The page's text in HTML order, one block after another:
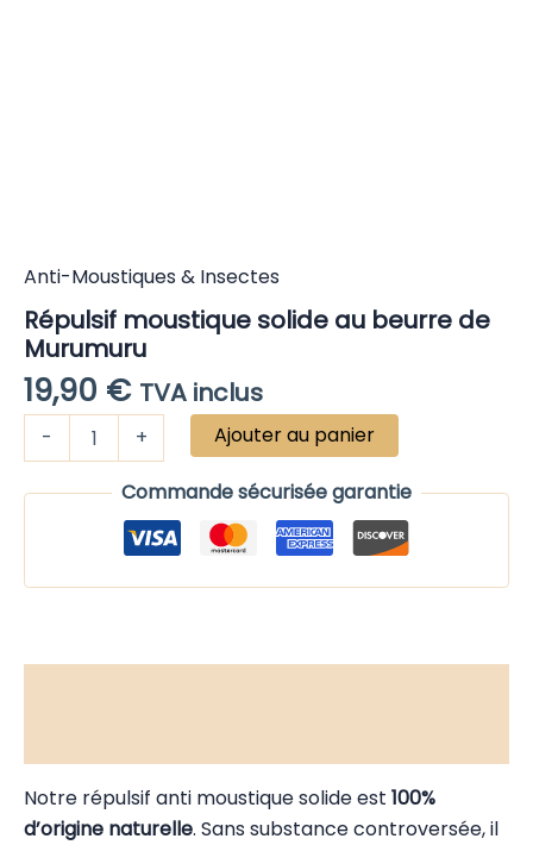
Anti-Moustiques & Insectes
Répulsif moustique solide au beurre de
Murumuru
19,90 € TVA inclus
- + Ajouter au panier
Commande sécurisée garantie
Notre répulsif anti moustique solide est 100%
d’origine naturelle. Sans substance controversée, il